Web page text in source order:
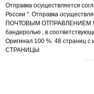
Отправка осуществляется
России ". Отправка
ПОЧТОВЫМ ОТПРАВЛЕНИЕМ !!!
бандеролью , в
Оригинал 100 %. 48 страниц
СТРАНИЦЫ